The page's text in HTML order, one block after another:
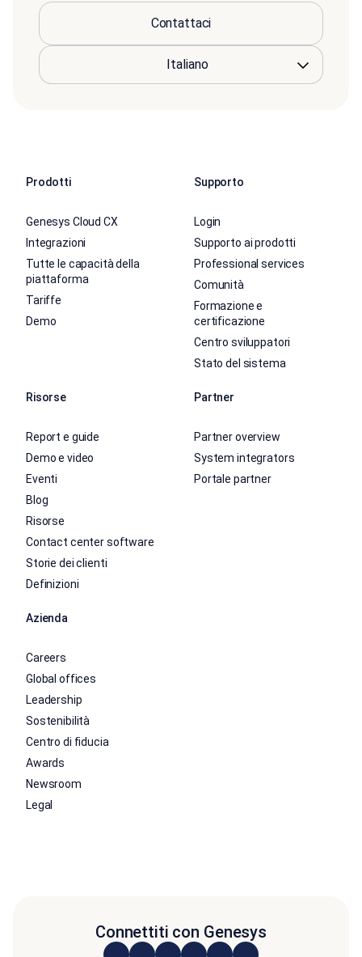
Contattaci
Prodotti
Genesys Cloud CX
Integrazioni
Tutte le capacità della
piattaforma
Tariffe
Demo
Supporto
Login
Supporto ai prodotti
Professional services
Comunità
Formazione e
certificazione
Centro sviluppatori
Stato del sistema
Risorse
Report e guide
Demo e video
Eventi
Blog
Risorse
Contact center software
Storie dei clienti
Definizioni
Partner
Partner overview
System integrators
Portale partner
Azienda
Careers
Global offices
Leadership
Sostenibilità
Centro di fiducia
Awards
Newsroom
Legal
Connettiti con Genesys